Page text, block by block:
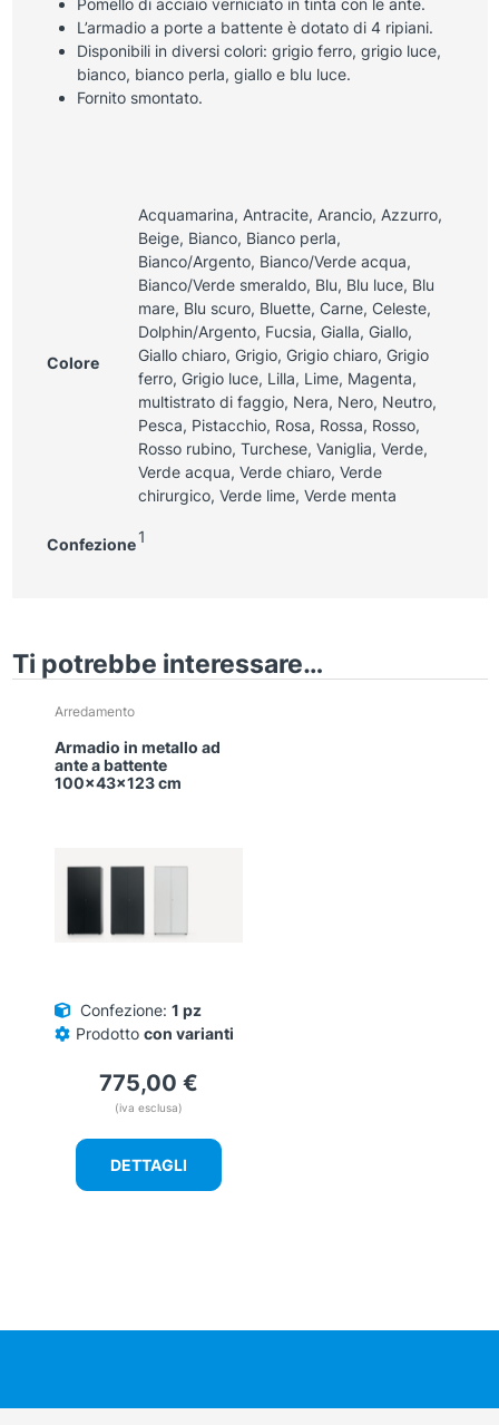
L’armadio a porte a battente è dotato di 4 ripiani.
Disponibili in diversi colori: grigio ferro, grigio luce,
bianco, bianco perla, giallo e blu luce.
Fornito smontato.
Colore
Acquamarina, Antracite, Arancio, Azzurro,
Beige, Bianco, Bianco perla,
Bianco/Argento, Bianco/Verde acqua,
Bianco/Verde smeraldo, Blu, Blu luce, Blu
mare, Blu scuro, Bluette, Carne, Celeste,
Dolphin/Argento, Fucsia, Gialla, Giallo,
Giallo chiaro, Grigio, Grigio chiaro, Grigio
ferro, Grigio luce, Lilla, Lime, Magenta,
multistrato di faggio, Nera, Nero, Neutro,
Pesca, Pistacchio, Rosa, Rossa, Rosso,
Rosso rubino, Turchese, Vaniglia, Verde,
Verde acqua, Verde chiaro, Verde
chirurgico, Verde lime, Verde menta
Confezione 1
Ti potrebbe interessare…
Arredamento
Armadio in metallo ad
ante a battente
100x43x123 cm
Confezione: 1 pz
Prodotto con varianti
775,00 €
(iva esclusa)
DETTAGLI
Questo
ha
più
possono
nella
prodotto